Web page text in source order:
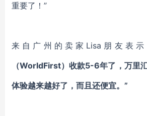
重要了！”
来自广州的卖家 Lisa朋友表
（WorldFirst）收款5-6年了，万里
体验越来越好了，而且还便宜。”